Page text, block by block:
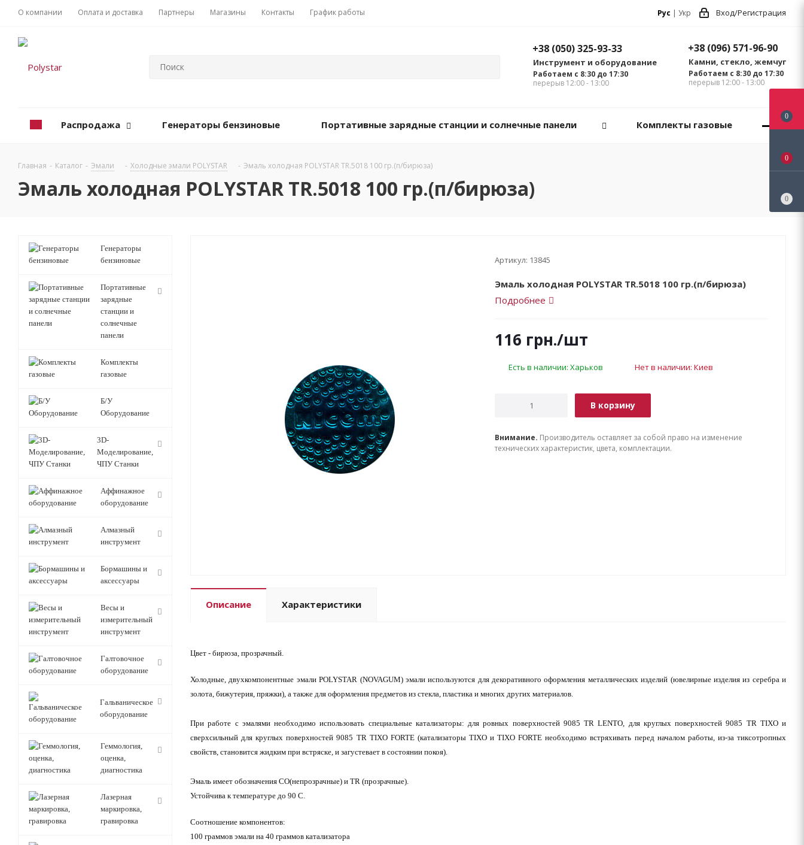
О компании Оплата и доставка Партнеры Магазины Контакты График работы Рус | Укр Вход/Регистрация
+38 (096) 571-96-90
Камни, стекло, жемчуг
Работаем с 8:30 до 17:30
перерыв 12:00 - 13:00
+38 (050) 325-93-33
Инструмент и оборудование
Работаем с 8:30 до 17:30
перерыв 12:00 - 13:00
Распродажа Генераторы бензиновые Портативные зарядные станции и солнечные панели Комплекты газовые
Главная - Каталог - Эмали - Холодные эмали POLYSTAR - Эмаль холодная POLYSTAR TR.5018 100 гр.(п/бирюза)
Эмаль холодная POLYSTAR TR.5018 100 гр.(п/бирюза)
Артикул: 13845
Эмаль холодная POLYSTAR TR.5018 100 гр.(п/бирюза)
Подробнее
116 грн./шт
Есть в наличии: Харьков Нет в наличии: Киев
В корзину
Внимание. Производитель оставляет за собой право на изменение
технических характеристик, цвета, комплектации.
Описание Характеристики
Цвет - бирюза, прозрачный.
Холодные, двухкомпонентные эмали POLYSTAR (NOVAGUM) эмали используются для декоративного оформления металлических изделий (ювелирные изделия из серебра и
золота, бижутерия, пряжки), а также для оформления предметов из стекла, пластика и многих других материалов.
При работе с эмалями необходимо использовать специальные катализаторы: для ровных поверхностей 9085 TR LENTO, для круглых поверхностей 9085 TR TIXO и
сверхсильный для круглых поверхностей 9085 TR TIXO FORTE (катализаторы TIXO и TIXO FORTE необходимо встряхивать перед началом работы, из-за тиксотропных
свойств, становится жидким при встряске, и загустевает в состоянии покоя).
Эмаль имеет обозначения CO(непрозрачные) и TR (прозрачные).
Устойчива к температуре до 90 С.
Соотношение компонентов:
100 граммов эмали на 40 граммов катализатора
Генераторы
бензиновые
Портативные
зарядные
станции и
солнечные
панели
Комплекты
газовые
Б/У
Оборудование
3D-
Моделирование,
ЧПУ Станки
Аффинажное
оборудование
Алмазный
инструмент
Бормашины и
аксессуары
Весы и
измерительный
инструмент
Галтовочное
оборудование
Гальваническое
оборудование
Геммология,
оценка,
диагностика
Лазерная
маркировка,
гравировка
0
0
0